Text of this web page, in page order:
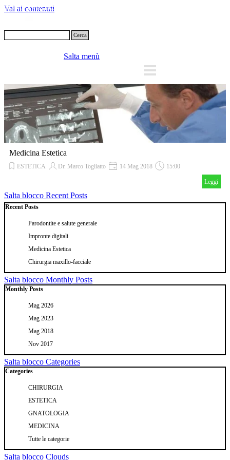
Vai ai contenuti
Cerca
Salta menù
Medicina Estetica
ESTETICA Dr. Marco Togliatto 14 Mag 2018 15:00
Leggi
Salta blocco Recent Posts
Recent Posts
Parodontite e salute generale
Impronte digitali
Medicina Estetica
Chirurgia maxillo-facciale
Salta blocco Monthly Posts
Monthly Posts
Mag 2026
Mag 2023
Mag 2018
Nov 2017
Salta blocco Categories
Categories
CHIRURGIA
ESTETICA
GNATOLOGIA
MEDICINA
Tutte le categorie
Salta blocco Clouds